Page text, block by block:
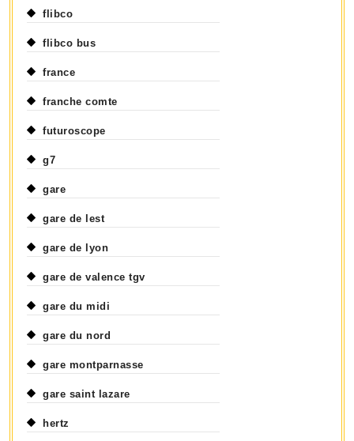
flibco
flibco bus
france
franche comte
futuroscope
g7
gare
gare de lest
gare de lyon
gare de valence tgv
gare du midi
gare du nord
gare montparnasse
gare saint lazare
hertz